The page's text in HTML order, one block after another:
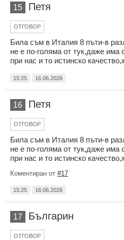
15 Петя
ОТГОВОР
Била съм в Италия 8 пъти-в
не е по-голяма от тук,даже има
при нас и то истинско
15:25 16.06.2026
16 Петя
ОТГОВОР
Била съм в Италия 8 пъти-в
не е по-голяма от тук,даже има
при нас и то истинско
Коментиран от #17
15:25 16.06.2026
17 Българин
ОТГОВОР